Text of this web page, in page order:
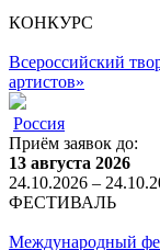
КОНКУРС
Всероссийский
артистов»
Россия
Приём заявок до:
13 августа 2026
24.10.2026 –
ФЕСТИВАЛЬ
Международный